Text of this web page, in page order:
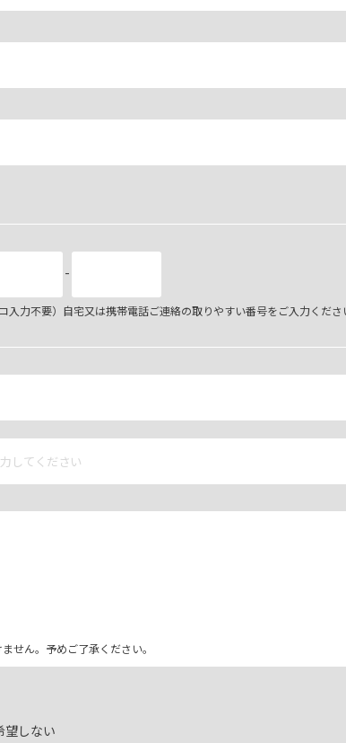
-
入力不要）自宅又は携帯電話ご連絡の取りやすい番号をご入力くださ
せん。予めご了承ください。
望しない